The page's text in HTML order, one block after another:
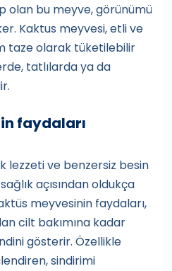
olan bu meyve, görünümü
Kaktus meyvesi, etli ve
taze olarak tüketilebilir
tatlılarda ya da
faydaları
lezzeti ve benzersiz besin
açısından oldukça
meyvesinin faydaları,
cilt bakımına kadar
gösterir. Özellikle
sindirimi